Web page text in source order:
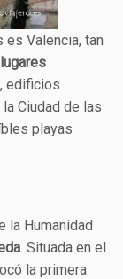
Valencia, tan
edificios
Ciudad de las
playas
la Humanidad
. Situada en el
la primera